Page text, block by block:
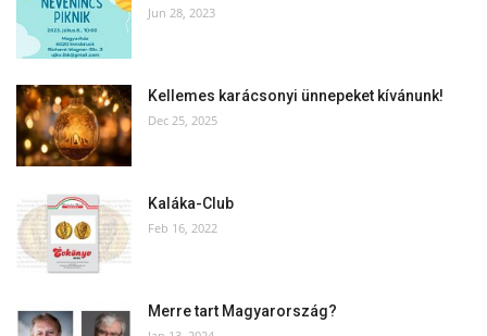
Jun 28, 2023
Kellemes karácsonyi ünnepeket kívánunk!
Dec 25, 2025
Kaláka-Club
Feb 16, 2022
Merre tart Magyarország?